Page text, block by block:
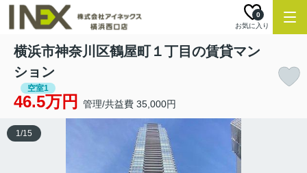
お気に入り
0
横浜市神奈川区鶴屋町１丁目の賃貸マン
ション
空室1
46.5万円 管理/共益費 35,000円
1/15